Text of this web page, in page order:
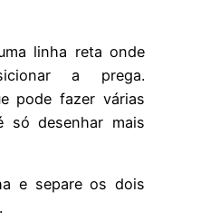
linha reta onde
a prega.
pode fazer várias
só desenhar mais
e separe os dois